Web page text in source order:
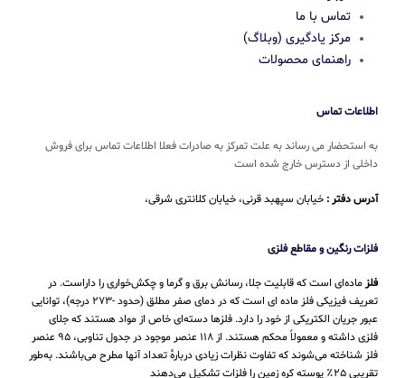
درباره ما
تماس با ما
مرکز یادگیری (وبلاگ)
به استحضار می رساند به علت تمرکز به صادرات فعلا اطلاعات تماس برای فروش
فلزماده‌ای است که قابلیت جلا، رسانش برق و گرما و چکش‌خواری را داراست. در
تعریف فیزیکی فلز ماده ای است که در دمای صفر مطلق (حدود -۲۷۳ درجه)، توانایی
عبور جریان الکتریکی از خود را دارد. فلزها دسته‌ای خاص از مواد هستند که جلای
فلزی داشته و معمولاً محکم هستند. از ۱۱۸ عنصر موجود در جدول تناوبی، ۹۵ عنصر
فلز شناخته می‌شوند که تفاوت نظرات زیادی دربارهٔ تعداد آنها مطرح می‌باشند. به‌طور